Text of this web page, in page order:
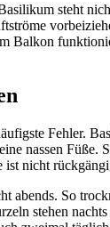
steht
Balkon
Fehler.
nassen Füße.
ist nicht
abends. So
stehen